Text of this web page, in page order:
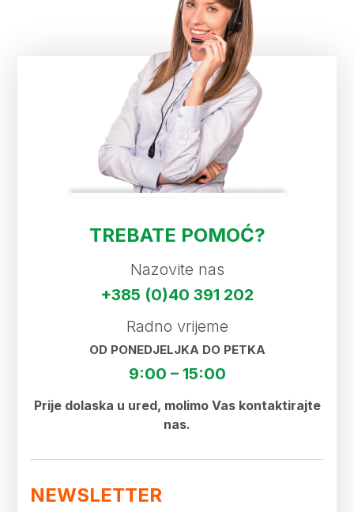
TREBATE POMOĆ?
Nazovite nas
+385 (0)40 391 202
Radno vrijeme
OD PONEDJELJKA DO PETKA
9:00 – 15:00
Prije dolaska u ured, molimo Vas kontaktirajte
nas.
NEWSLETTER